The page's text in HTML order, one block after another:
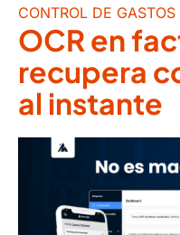
CONTROL DE GASTOS
OCR en
recupera
al instante